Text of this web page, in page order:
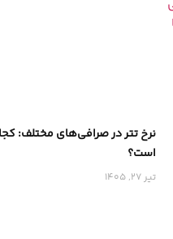
نرخ تتر در صرافی‌های مختلف: کجا
است؟
تیر 27, 1405